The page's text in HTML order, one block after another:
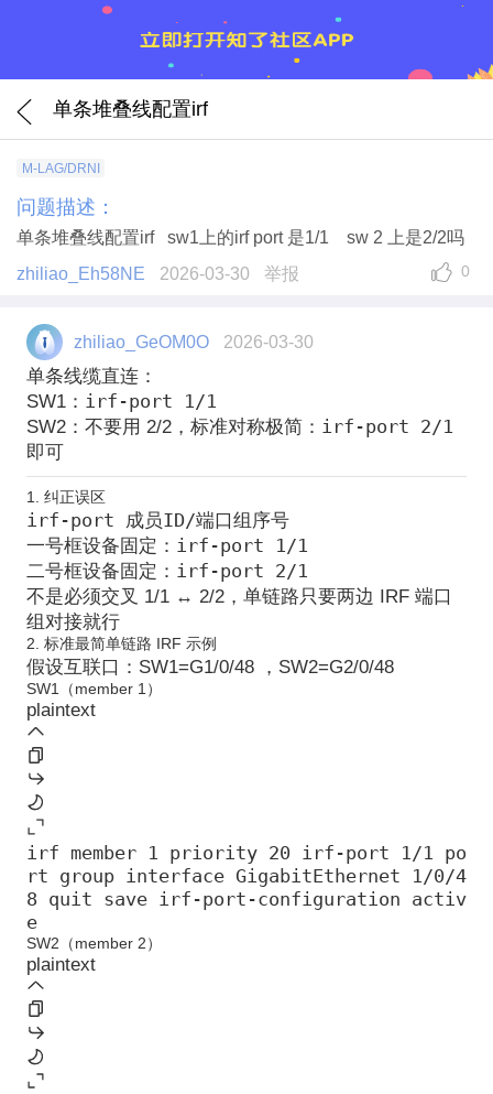
单条堆叠线配置irf
M-LAG/DRNI
问题描述：
单条堆叠线配置irf sw1上的irf port 是1/1 sw 2 上是2/2吗
zhiliao_Eh58NE
2026-03-30 举报 0
zhiliao_GeOM0O 2026-03-30
单条线缆直连：
SW1： irf-port 1/1
SW2： 不要用 2/2，标准对称极简： irf-port 2/1
即可
1. 纠正误区
irf-port 成员ID/端口组序号
一号框设备固定： irf-port 1/1
二号框设备固定： irf-port 2/1
不是必须交叉 1/1 ↔ 2/2， 单链路只要两边 IRF 端口
组对接就行
2. 标准最简单链路 IRF 示例
假设互联口：SW1=G1/0/48 ，SW2=G2/0/48
SW1（member 1）
plaintext
irf member 1 priority 20 irf-port 1/1 po
rt group interface GigabitEthernet 1/0/4
8 quit save irf-port-configuration activ
e
SW2（member 2）
plaintext